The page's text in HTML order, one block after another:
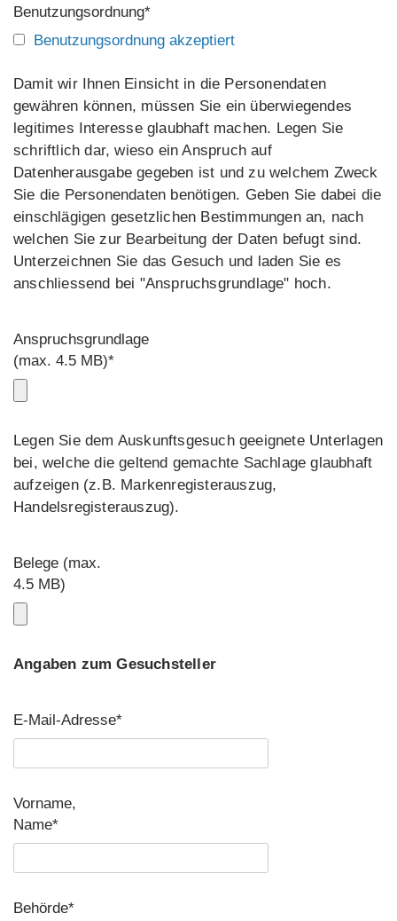
Benutzungsordnung*
Benutzungsordnung akzeptiert
Damit wir Ihnen Einsicht in die Personendaten
gewähren können, müssen Sie ein überwiegendes
legitimes Interesse glaubhaft machen. Legen Sie
schriftlich dar, wieso ein Anspruch auf
Datenherausgabe gegeben ist und zu welchem Zweck
Sie die Personendaten benötigen. Geben Sie dabei die
einschlägigen gesetzlichen Bestimmungen an, nach
welchen Sie zur Bearbeitung der Daten befugt sind.
Unterzeichnen Sie das Gesuch und laden Sie es
anschliessend bei "Anspruchsgrundlage" hoch.
Anspruchsgrundlage
(max. 4.5 MB)*
Legen Sie dem Auskunftsgesuch geeignete Unterlagen
bei, welche die geltend gemachte Sachlage glaubhaft
aufzeigen (z.B. Markenregisterauszug,
Handelsregisterauszug).
Belege (max.
4.5 MB)
Angaben zum Gesuchsteller
E-Mail-Adresse*
Vorname,
Name*
Behörde*